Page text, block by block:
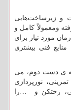
و زیرساخت‌هایی
ومعمولاً کامل و
مورد نیاز برای
فنی بیشتری
ی دست دوم، می
نورپردازی
رختکن و
…را